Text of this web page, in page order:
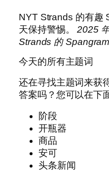
NYT Strands 的有趣
天保持警惕。2025
Strands 的
今天的所有主题词
还在寻找主题词来获
答案吗？您可以在下
阶段
开瓶器
商品
安可
头条新闻